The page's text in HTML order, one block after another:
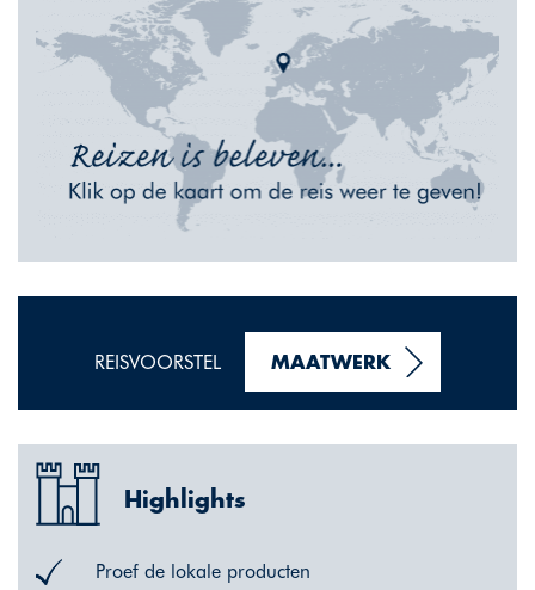
REISVOORSTEL MAATWERK
Highlights
Proef de lokale producten